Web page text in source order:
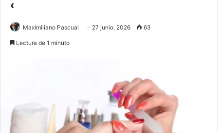
‹
Maximiliano Pascual 27 junio, 2026 63
Lectura de 1 minuto